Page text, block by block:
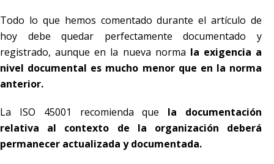
Todo lo que hemos comentado durante el artículo de
hoy debe quedar perfectamente documentado y
registrado, aunque en la nueva norma la exigencia a
nivel documental es mucho menor que en la norma
anterior.
La ISO 45001 recomienda que la documentación
relativa al contexto de la organización deberá
permanecer actualizada y documentada.